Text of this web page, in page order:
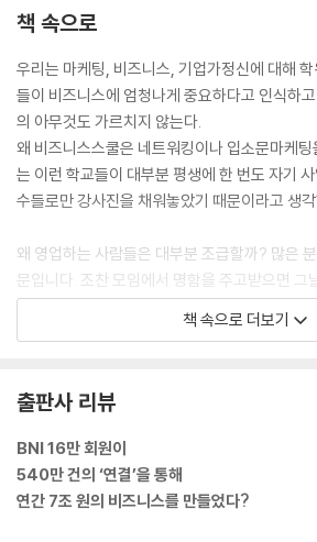
Week 34 프레젠테이션에 ‘높은 가치’를 담아라
Week 35 다음 호가 기다려지는 뉴스레터 만들
Week 36 기사화 가능성이 높은 보도자료를
Week 37 당신의 브랜드를 창조하는 기사를 꾸
7장 당신의 비즈니스를 자랑하라
- 성공 스토리 캡처하기
Week 38 그들의 서면 추천서로 신뢰도를 높여
Week 39 3가지가 들어 있는 성공 스토리 2개
Week 40 모두를 위한 자기소개는 없다. 청중
Week 41 나팔을 불어라. 비즈니스 기회가 온다
- 지속적인 성장의 플랜
Week 42 왜 피드백을 요구하지 않는가
Week 43 사람들은 주인처럼 행동하는 사람에
Week 44 돈의 흐름을 추적하면 도와줄 사람이
책 속으로
우리는 마케팅, 비즈니스, 기업가정신에 대해
들이 비즈니스에 엄청나게 중요하다고 인식하
의 아무것도 가르치지 않는다.
왜 비즈니스스쿨은 네트워킹이나 입소문마케
는 이런 학교들이 대부분 평생에 한 번도 자기
수들로만 강사진을 채워놓았기 때문이라고 생
왜 영업하는 사람들은 대부분 조급할까? 많은
문입니다. 조찬 모임에서 명함을 주고받으면 그
아옵니다. 페이스북 친구 신청을 받아주면 바로
다. 같이 밥을 먹기는커녕 전화기를 두드리는
기억하십시오. 비즈니스 네트워킹은 ‘사냥’이 아
를 뿌리고 내일 아침에 “제기랄, 아직 열매가 안
바보 같은 농부는 없을 겁니다. 현명한 농부는 시
가 익어가길 기다립니다. 마찬가지로 비즈니스
책 속으로 더보기
출판사 리뷰
BNI 16만 회원이
540만 건의 ‘연결’을 통해
연간 7조 원의 비즈니스를 만들었다?